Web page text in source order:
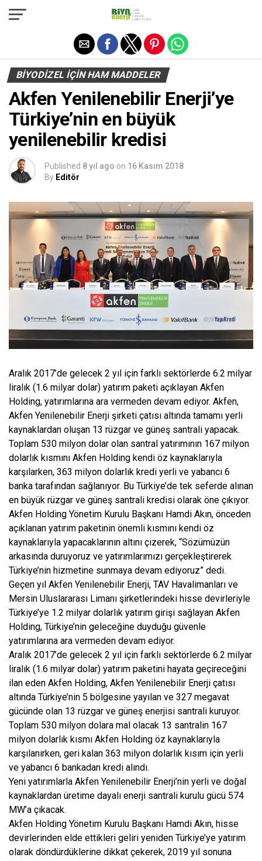
BIYODIZEL IÇIN HAM MADDELER
Akfen Yenilenebilir Enerji’ye
Türkiye’nin en büyük
yenilenebilir kredisi
Published 8 yıl ago on 16 Kasım 2018
By Editör
Aralık 2017’de gelecek 2 yıl için farklı sektörlerde 6.2 milyar
liralık (1.6 milyar dolar) yatırım paketi açıklayan Akfen
Holding, yatırımlarına ara vermeden devam ediyor. Akfen,
Akfen Yenilenebilir Enerji şirketi çatısı altında tamamı yerli
kaynaklardan oluşan 13 rüzgar ve güneş santrali yapacak.
Toplam 530 milyon dolar olan santral yatırımının 167 milyon
dolarlık kısmını Akfen Holding kendi öz kaynaklarıyla
karşılarken, 363 milyon dolarlık kredi yerli ve yabancı 6
banka tarafından sağlanıyor. Bu Türkiye’de tek seferde alınan
en büyük rüzgar ve güneş santrali kredisi olarak öne çıkıyor.
Akfen Holding Yönetim Kurulu Başkanı Hamdi Akın, önceden
açıklanan yatırım paketinin önemli kısmını kendi öz
kaynaklarıyla yapacaklarının altını çizerek, “Sözümüzün
arkasında duruyoruz ve yatırımlarımızı gerçekleştirerek
Türkiye’nin hizmetine sunmaya devam ediyoruz” dedi.
Geçen yıl Akfen Yenilenebilir Enerji, TAV Havalimanları ve
Mersin Uluslararası Limanı şirketlerindeki hisse devirleriyle
Türkiye’ye 1.2 milyar dolarlık yatırım girişi sağlayan Akfen
Holding, Türkiye’nin geleceğine duyduğu güvenle
yatırımlarına ara vermeden devam ediyor.
Aralık 2017’de gelecek 2 yıl için farklı sektörlerde 6.2 milyar
liralık (1.6 milyar dolar) yatırım paketini hayata geçireceğini
ilan eden Akfen Holding, Akfen Yenilenebilir Enerji çatısı
altında Türkiye’nin 5 bölgesine yayılan ve 327 megavat
gücünde olan 13 rüzgar ve güneş enerjisi santrali kuruyor.
Toplam 530 milyon dolara mal olacak 13 santralin 167
milyon dolarlık kısmı Akfen Holding öz kaynaklarıyla
karşılanırken, geri kalan 363 milyon dolarlık kısım için yerli
ve yabancı 6 bankadan kredi alındı.
Yeni yatırımlarla Akfen Yenilenebilir Enerji’nin yerli ve doğal
kaynaklardan üretime dayalı enerji santrali kurulu gücü 574
MW’a çıkacak.
Akfen Holding Yönetim Kurulu Başkanı Hamdi Akın, hisse
devirlerinden elde ettikleri geliri yeniden Türkiye’ye yatırım
olarak döndürdüklerine dikkat çekerek, 2019 yıl sonuna
Exit mobile version